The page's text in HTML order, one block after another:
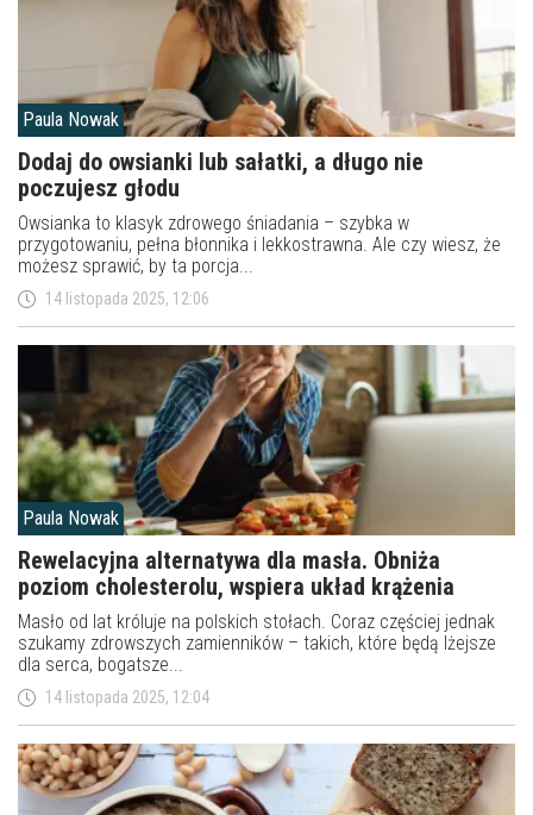
Paula Nowak
Dodaj do owsianki lub sałatki, a długo nie
poczujesz głodu
Owsianka to klasyk zdrowego śniadania – szybka w
przygotowaniu, pełna błonnika i lekkostrawna. Ale czy wiesz, że
możesz sprawić, by ta porcja...
14 listopada 2025, 12:06
Paula Nowak
Rewelacyjna alternatywa dla masła. Obniża
poziom cholesterolu, wspiera układ krążenia
Masło od lat króluje na polskich stołach. Coraz częściej jednak
szukamy zdrowszych zamienników – takich, które będą lżejsze
dla serca, bogatsze...
14 listopada 2025, 12:04